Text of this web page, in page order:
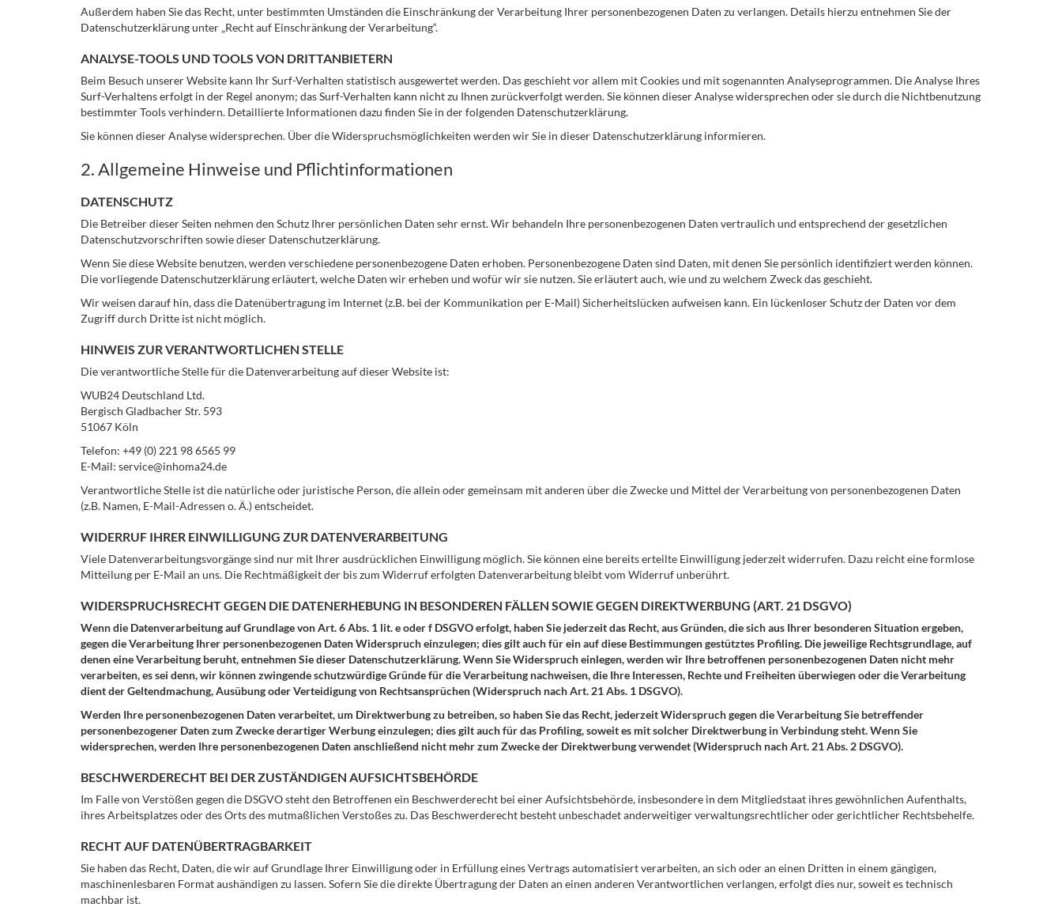
Außerdem haben Sie das Recht, unter bestimmten Umständen die Einschränkung der Verarbeitung Ihrer personenbezogenen Daten zu verlangen. Details hierzu entnehmen Sie der
Datenschutzerklärung unter „Recht auf Einschränkung der Verarbeitung“.
ANALYSE-TOOLS UND TOOLS VON DRITTANBIETERN
Beim Besuch unserer Website kann Ihr Surf-Verhalten statistisch ausgewertet werden. Das geschieht vor allem mit Cookies und mit sogenannten Analyseprogrammen. Die Analyse Ihres
Surf-Verhaltens erfolgt in der Regel anonym; das Surf-Verhalten kann nicht zu Ihnen zurückverfolgt werden. Sie können dieser Analyse widersprechen oder sie durch die Nichtbenutzung
bestimmter Tools verhindern. Detaillierte Informationen dazu finden Sie in der folgenden Datenschutzerklärung.
Sie können dieser Analyse widersprechen. Über die Widerspruchsmöglichkeiten werden wir Sie in dieser Datenschutzerklärung informieren.
2. Allgemeine Hinweise und Pflichtinformationen
DATENSCHUTZ
Die Betreiber dieser Seiten nehmen den Schutz Ihrer persönlichen Daten sehr ernst. Wir behandeln Ihre personenbezogenen Daten vertraulich und entsprechend der gesetzlichen
Datenschutzvorschriften sowie dieser Datenschutzerklärung.
Wenn Sie diese Website benutzen, werden verschiedene personenbezogene Daten erhoben. Personenbezogene Daten sind Daten, mit denen Sie persönlich identifiziert werden können.
Die vorliegende Datenschutzerklärung erläutert, welche Daten wir erheben und wofür wir sie nutzen. Sie erläutert auch, wie und zu welchem Zweck das geschieht.
Wir weisen darauf hin, dass die Datenübertragung im Internet (z.B. bei der Kommunikation per E-Mail) Sicherheitslücken aufweisen kann. Ein lückenloser Schutz der Daten vor dem
Zugriff durch Dritte ist nicht möglich.
HINWEIS ZUR VERANTWORTLICHEN STELLE
Die verantwortliche Stelle für die Datenverarbeitung auf dieser Website ist:
WUB24 Deutschland Ltd.
Bergisch Gladbacher Str. 593
51067 Köln
Telefon: +49 (0) 221 98 6565 99
E-Mail: service@inhoma24.de
Verantwortliche Stelle ist die natürliche oder juristische Person, die allein oder gemeinsam mit anderen über die Zwecke und Mittel der Verarbeitung von personenbezogenen Daten
(z.B. Namen, E-Mail-Adressen o. Ä.) entscheidet.
WIDERRUF IHRER EINWILLIGUNG ZUR DATENVERARBEITUNG
Viele Datenverarbeitungsvorgänge sind nur mit Ihrer ausdrücklichen Einwilligung möglich. Sie können eine bereits erteilte Einwilligung jederzeit widerrufen. Dazu reicht eine formlose
Mitteilung per E-Mail an uns. Die Rechtmäßigkeit der bis zum Widerruf erfolgten Datenverarbeitung bleibt vom Widerruf unberührt.
WIDERSPRUCHSRECHT GEGEN DIE DATENERHEBUNG IN BESONDEREN FÄLLEN SOWIE GEGEN DIREKTWERBUNG (ART. 21 DSGVO)
Wenn die Datenverarbeitung auf Grundlage von Art. 6 Abs. 1 lit. e oder f DSGVO erfolgt, haben Sie jederzeit das Recht, aus Gründen, die sich aus Ihrer besonderen Situation ergeben,
gegen die Verarbeitung Ihrer personenbezogenen Daten Widerspruch einzulegen; dies gilt auch für ein auf diese Bestimmungen gestütztes Profiling. Die jeweilige Rechtsgrundlage, auf
denen eine Verarbeitung beruht, entnehmen Sie dieser Datenschutzerklärung. Wenn Sie Widerspruch einlegen, werden wir Ihre betroffenen personenbezogenen Daten nicht mehr
verarbeiten, es sei denn, wir können zwingende schutzwürdige Gründe für die Verarbeitung nachweisen, die Ihre Interessen, Rechte und Freiheiten überwiegen oder die Verarbeitung
dient der Geltendmachung, Ausübung oder Verteidigung von Rechtsansprüchen (Widerspruch nach Art. 21 Abs. 1 DSGVO).
Werden Ihre personenbezogenen Daten verarbeitet, um Direktwerbung zu betreiben, so haben Sie das Recht, jederzeit Widerspruch gegen die Verarbeitung Sie betreffender
personenbezogener Daten zum Zwecke derartiger Werbung einzulegen; dies gilt auch für das Profiling, soweit es mit solcher Direktwerbung in Verbindung steht. Wenn Sie
widersprechen, werden Ihre personenbezogenen Daten anschließend nicht mehr zum Zwecke der Direktwerbung verwendet (Widerspruch nach Art. 21 Abs. 2 DSGVO).
BESCHWERDERECHT BEI DER ZUSTÄNDIGEN AUFSICHTSBEHÖRDE
Im Falle von Verstößen gegen die DSGVO steht den Betroffenen ein Beschwerderecht bei einer Aufsichtsbehörde, insbesondere in dem Mitgliedstaat ihres gewöhnlichen Aufenthalts,
ihres Arbeitsplatzes oder des Orts des mutmaßlichen Verstoßes zu. Das Beschwerderecht besteht unbeschadet anderweitiger verwaltungsrechtlicher oder gerichtlicher Rechtsbehelfe.
RECHT AUF DATENÜBERTRAGBARKEIT
Sie haben das Recht, Daten, die wir auf Grundlage Ihrer Einwilligung oder in Erfüllung eines Vertrags automatisiert verarbeiten, an sich oder an einen Dritten in einem gängigen,
maschinenlesbaren Format aushändigen zu lassen. Sofern Sie die direkte Übertragung der Daten an einen anderen Verantwortlichen verlangen, erfolgt dies nur, soweit es technisch
machbar ist.